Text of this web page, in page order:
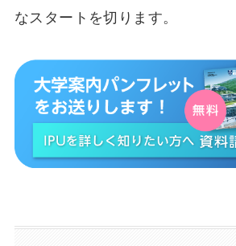
なスタートを切ります。